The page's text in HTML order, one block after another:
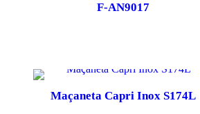
F-AN9017
Maçaneta Capri Inox S174L